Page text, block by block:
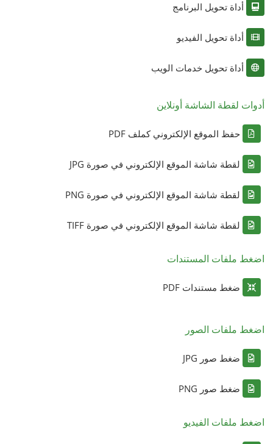
أداة تحويل البرنامج
أداة تحويل الفيديو
أداة تحويل خدمات الويب
أدوات لقطة الشاشة أونلاين
حفظ الموقع الإلكتروني كملف PDF
لقطة شاشة الموقع الإلكتروني في صورة JPG
لقطة شاشة الموقع الإلكتروني في صورة PNG
لقطة شاشة الموقع الإلكتروني في صورة TIFF
اضغط ملفات المستندات
ضغط مستندات PDF
اضغط ملفات الصور
ضغط صور JPG
ضغط صور PNG
اضغط ملفات الفيديو